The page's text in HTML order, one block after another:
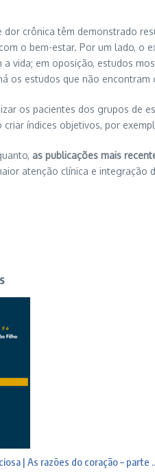
dor crônica têm demonstrado
o bem-estar. Por um lado,
a vida; em oposição, estudos
os estudos que não encontram
os pacientes dos grupos de
índices objetivos, por
as publicações mais
atenção clínica e
| As razões do coração – parte